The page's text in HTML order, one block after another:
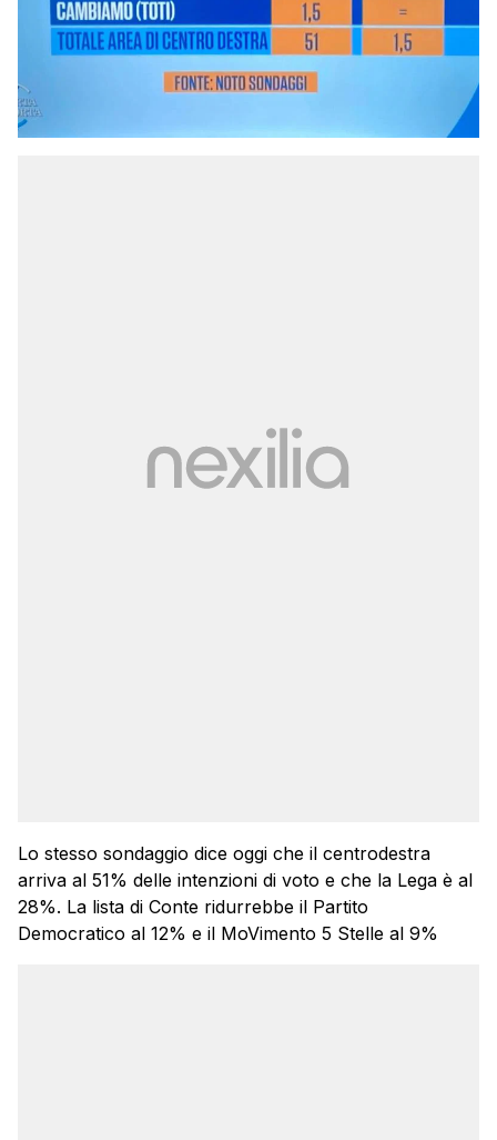
Lo stesso sondaggio dice oggi che il centrodestra
arriva al 51% delle intenzioni di voto e che la Lega è al
28%. La lista di Conte ridurrebbe il Partito
Democratico al 12% e il MoVimento 5 Stelle al 9%